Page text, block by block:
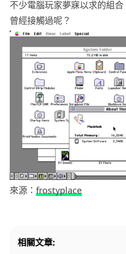
不少電腦玩家夢寐以求的組
曾經接觸過呢？
來源： frostyplace
相關文章: